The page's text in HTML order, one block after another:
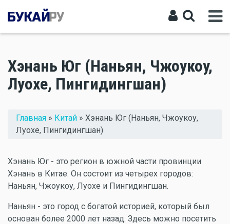
Хэнань Юг (Наньян, Чжоукоу,
Луохе, Пингидингшан)
Вы здесь
Главная » Китай » Хэнань Юг (Наньян, Чжоукоу,
Луохе, Пингидингшан)
Хэнань Юг - это регион в южной части провинции
Хэнань в Китае. Он состоит из четырех городов:
Наньян, Чжоукоу, Луохе и Пингидингшан.
Наньян - это город с богатой историей, который был
основан более 2000 лет назад. Здесь можно посетить